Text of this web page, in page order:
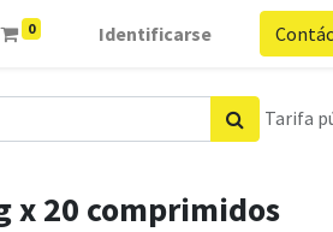
0 Identificarse
Tarifa
x 20 comprimidos